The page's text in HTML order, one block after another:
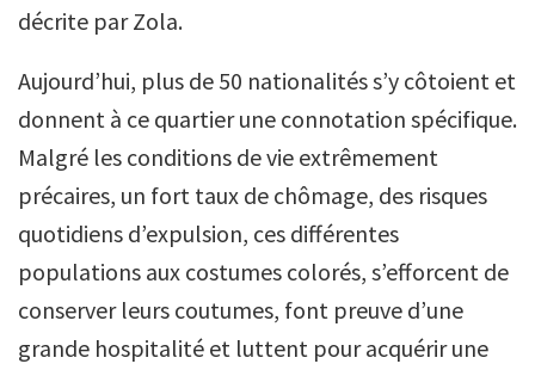
décrite par Zola.
Aujourd’hui, plus de 50 nationalités s’y côtoient et
donnent à ce quartier une connotation spécifique.
Malgré les conditions de vie extrêmement
précaires, un fort taux de chômage, des risques
quotidiens d’expulsion, ces différentes
populations aux costumes colorés, s’efforcent de
conserver leurs coutumes, font preuve d’une
grande hospitalité et luttent pour acquérir une